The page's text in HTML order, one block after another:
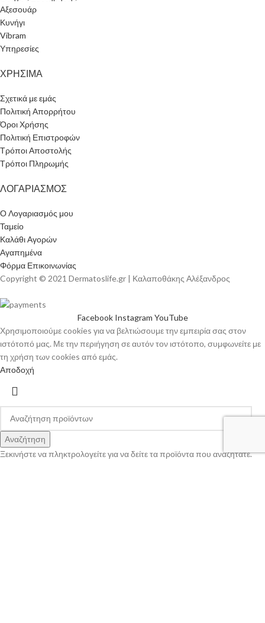
Αξεσουάρ
Κυνήγι
Vibram
Υπηρεσίες
ΧΡΗΣΙΜΑ
Σχετικά με εμάς
Πολιτική Απορρήτου
Όροι Χρήσης
Πολιτική Επιστροφών
Τρόποι Αποστολής
Τρόποι Πληρωμής
ΛΟΓΑΡΙΑΣΜΟΣ
Ο Λογαριασμός μου
Ταμείο
Καλάθι Αγορών
Αγαπημένα
Φόρμα Επικοινωνίας
Copyright © 2021 Dermatoslife.gr | Καλαποθάκης Αλέξανδρος
Facebook Instagram YouTube
Χρησιμοποιούμε cookies για να βελτιώσουμε την εμπειρία σας στον
ιστότοπό μας. Με την περιήγηση σε αυτόν τον ιστότοπο, συμφωνείτε με
τη χρήση των cookies από εμάς.
Αποδοχή
Αναζήτηση
Ξεκινήστε να πληκτρολογείτε για να δείτε τα προϊόντα που αναζητάτε.